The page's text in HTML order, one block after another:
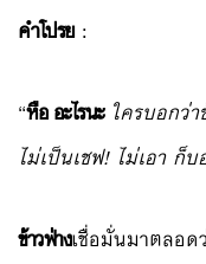
คำโปรย:
“หือ อะไรนะ ใครบอกว่
ไม่เป็นเชฟ! ไม่เอา ก็
ข้าวฟ่างเชื่อมั่นมาตลอด